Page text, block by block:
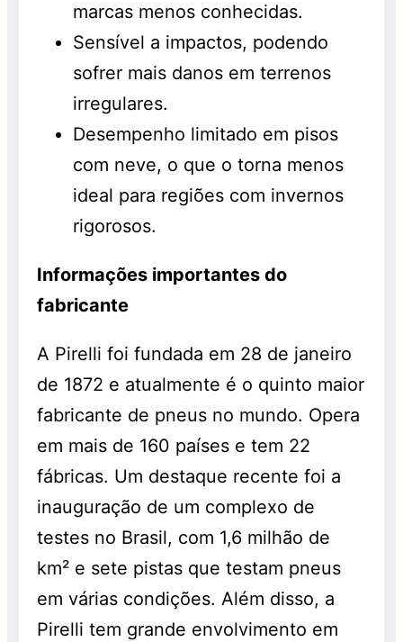
marcas menos conhecidas.
Sensível a impactos, podendo
sofrer mais danos em terrenos
irregulares.
Desempenho limitado em pisos
com neve, o que o torna menos
ideal para regiões com invernos
rigorosos.
Informações importantes do
fabricante
A Pirelli foi fundada em 28 de janeiro
de 1872 e atualmente é o quinto maior
fabricante de pneus no mundo. Opera
em mais de 160 países e tem 22
fábricas. Um destaque recente foi a
inauguração de um complexo de
testes no Brasil, com 1,6 milhão de
km² e sete pistas que testam pneus
em várias condições. Além disso, a
Pirelli tem grande envolvimento em